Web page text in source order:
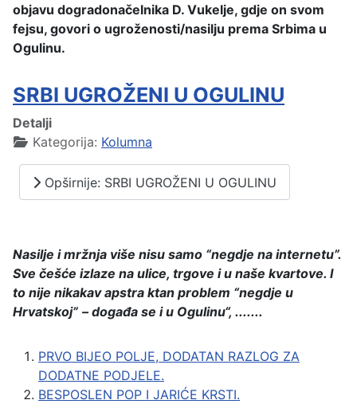
objavu dogradonačelnika D. Vukelje, gdje on svom
fejsu, govori o ugroženosti/nasilju prema Srbima u
Ogulinu.
SRBI UGROŽENI U OGULINU
Detalji
Kategorija: Kolumna
Opširnije: SRBI UGROŽENI U OGULINU
Nasilje i mržnja više nisu samo “negdje na internetu”.
Sve češće izlaze na ulice, trgove i u naše kvartove. I
to nije nikakav apstra ktan problem “negdje u
Hrvatskoj” –događa se i u Ogulinu“, .......
PRVO BIJEO POLJE, DODATAN RAZLOG ZA
DODATNE PODJELE.
BESPOSLEN POP I JARIĆE KRSTI.